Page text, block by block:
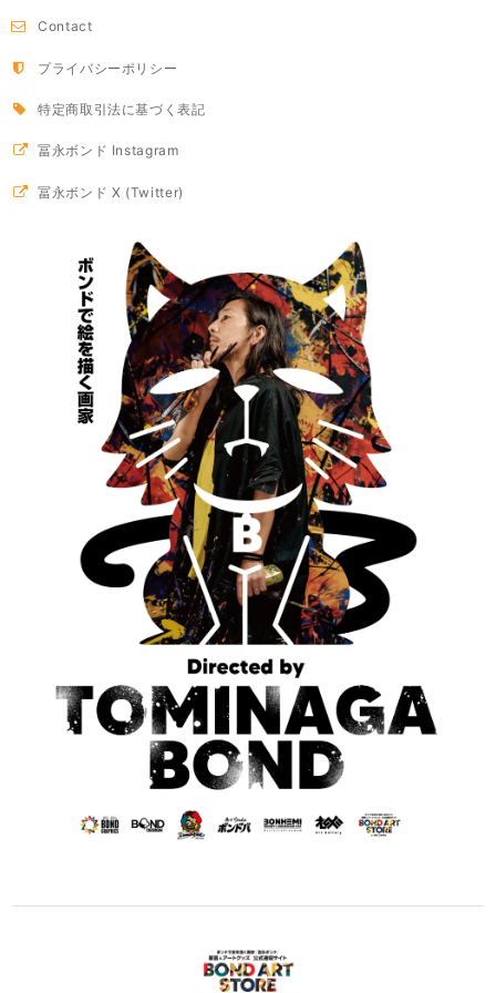
Contact
プライバシーポリシー
特定商取引法に基づく表記
冨永ボンド Instagram
冨永ボンド X (Twitter)